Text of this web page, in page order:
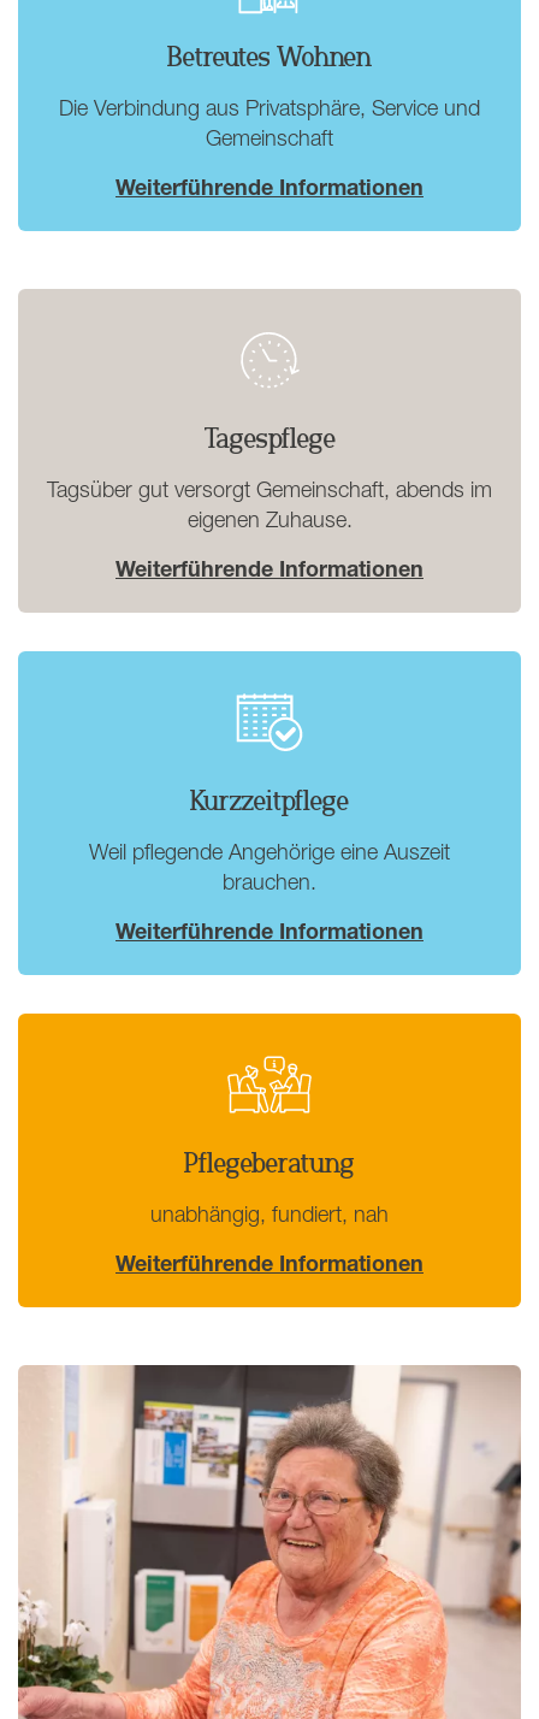
Betreutes Wohnen
Die Verbindung aus Privatsphäre, Service und
Gemeinschaft
Weiterführende Informationen
Tagespflege
Tagsüber gut versorgt Gemeinschaft, abends im
eigenen Zuhause.
Weiterführende Informationen
Kurzzeitpflege
Weil pflegende Angehörige eine Auszeit
brauchen.
Weiterführende Informationen
Pflegeberatung
unabhängig, fundiert, nah
Weiterführende Informationen